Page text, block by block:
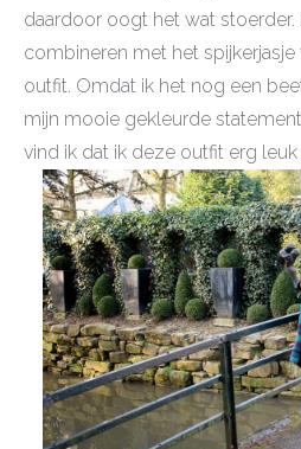
daardoor oogt het wat
combineren met het
outfit. Omdat ik het nog een
mijn mooie gekleurde
vind ik dat ik deze outfit erg